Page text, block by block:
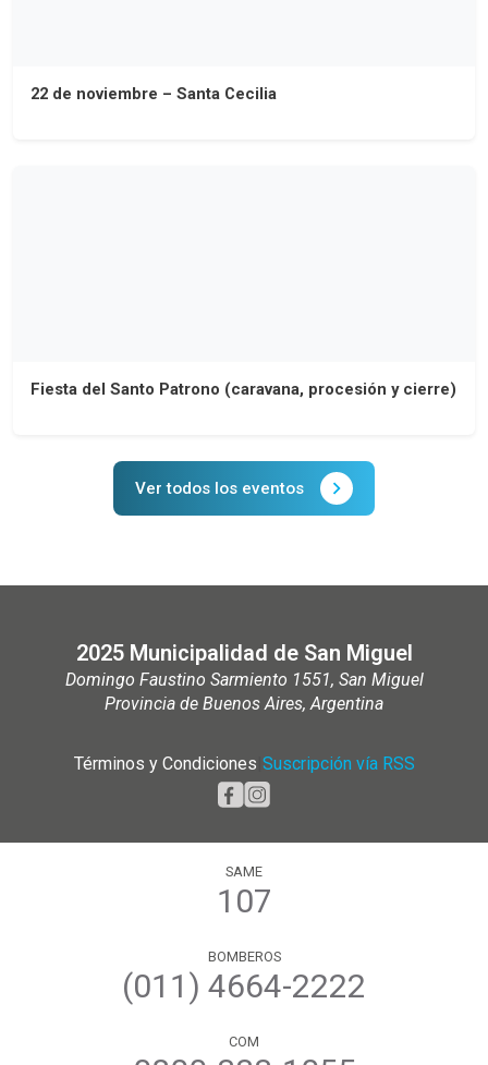
22 de noviembre – Santa Cecilia
Fiesta del Santo Patrono (caravana, procesión y cierre)
Ver todos los eventos
2025 Municipalidad de San Miguel
Domingo Faustino Sarmiento 1551, San Miguel
Provincia de Buenos Aires, Argentina
Términos y Condiciones Suscripción vía RSS
SAME
107
BOMBEROS
(011) 4664-2222
COM